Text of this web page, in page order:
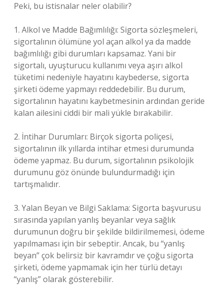
Peki, bu istisnalar neler olabilir?
1. Alkol ve Madde Bağımlılığı: Sigorta sözleşmeleri,
sigortalının ölümüne yol açan alkol ya da madde
bağımlılığı gibi durumları kapsamaz. Yani bir
sigortalı, uyuşturucu kullanımı veya aşırı alkol
tüketimi nedeniyle hayatını kaybederse, sigorta
şirketi ödeme yapmayı reddedebilir. Bu durum,
sigortalının hayatını kaybetmesinin ardından geride
kalan ailesini ciddi bir mali yükle bırakabilir.
2. İntihar Durumları: Birçok sigorta poliçesi,
sigortalının ilk yıllarda intihar etmesi durumunda
ödeme yapmaz. Bu durum, sigortalının psikolojik
durumunu göz önünde bulundurmadığı için
tartışmalıdır.
3. Yalan Beyan ve Bilgi Saklama: Sigorta başvurusu
sırasında yapılan yanlış beyanlar veya sağlık
durumunun doğru bir şekilde bildirilmemesi, ödeme
yapılmaması için bir sebeptir. Ancak, bu “yanlış
beyan” çok belirsiz bir kavramdır ve çoğu sigorta
şirketi, ödeme yapmamak için her türlü detayı
“yanlış” olarak gösterebilir.